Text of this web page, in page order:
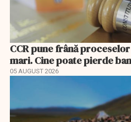
CCR pune frână
mari. Cine poate pierde
05 AUGUST 2026